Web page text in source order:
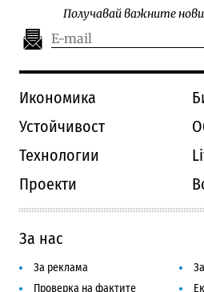
Получавай важните
Икономика
Устойчивост
Технологии
Проекти
За нас
За реклама
Проверка на фактите